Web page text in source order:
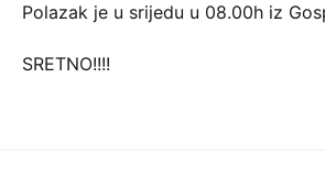
Polazak je u srijedu u 08.00h iz
SRETNO!!!!